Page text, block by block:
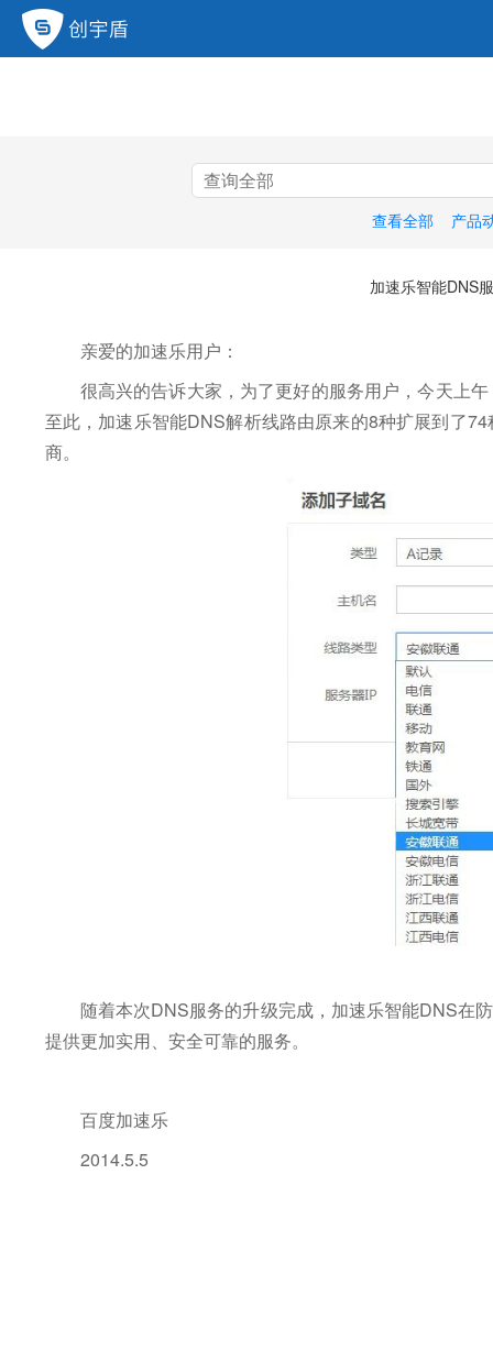
查看全部 产品
加速乐智能DNS
亲爱的加速乐用户：
很高兴的告诉大家，为了更好的服务用户，今天上
至此，加速乐智能DNS解析线路由原来的8种扩展到了
商。
随着本次DNS服务的升级完成，加速乐智能DNS在
提供更加实用、安全可靠的服务。
百度加速乐
2014.5.5